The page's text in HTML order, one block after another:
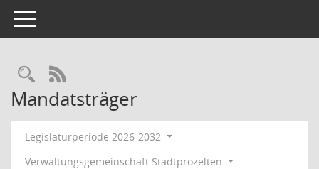
Toggle navigation
RSS-Feed
Mandatsträger
Legislaturperiode 2026-2032
Verwaltungsgemeinschaft Stadtprozelten